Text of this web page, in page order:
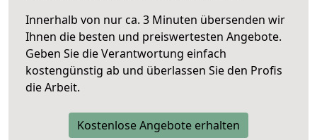
Innerhalb von nur ca. 3 Minuten übersenden wir
Ihnen die besten und preiswertesten Angebote.
Geben Sie die Verantwortung einfach
kostengünstig ab und überlassen Sie den Profis
die Arbeit.
Kostenlose Angebote erhalten